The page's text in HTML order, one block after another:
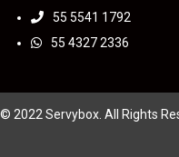
55 5541 1792
55 4327 2336
© 2022 Servybox. All Rights